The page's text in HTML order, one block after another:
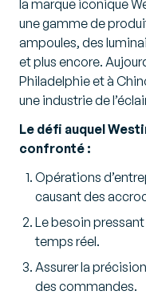
la marque iconique
une gamme de
ampoules, des
et plus encore.
Philadelphie et à
une industrie de
Le défi auquel
confronté :
Opérations
causant des
Le besoin
temps réel.
Assurer la
des commandes.